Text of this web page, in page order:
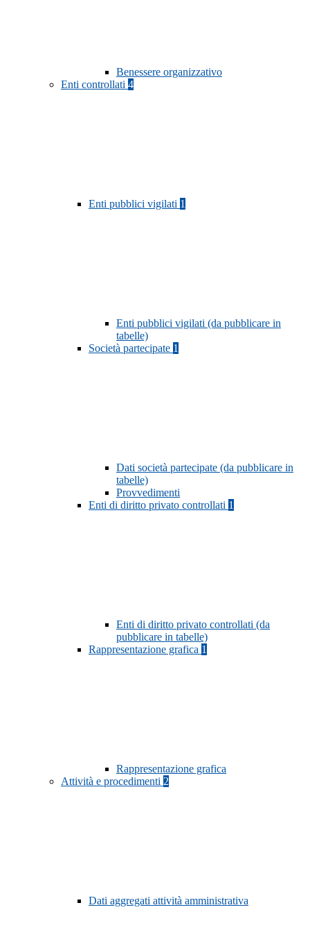
Benessere organizzativo
Enti controllati 4
Enti pubblici vigilati 1
Enti pubblici vigilati (da pubblicare in
tabelle)
Società partecipate 1
Dati società partecipate (da pubblicare in
tabelle)
Provvedimenti
Enti di diritto privato controllati 1
Enti di diritto privato controllati (da
pubblicare in tabelle)
Rappresentazione grafica 1
Rappresentazione grafica
Attività e procedimenti 2
Dati aggregati attività amministrativa